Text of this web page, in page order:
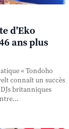
d'Eko
ans plus
« Tondoho
connaît un succès
britanniques